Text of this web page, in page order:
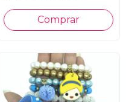
Comprar